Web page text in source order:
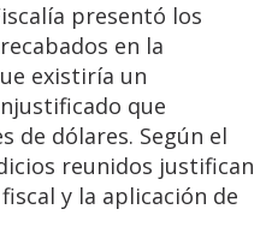
presentó los
en la
existiría un
que
de dólares. Según el
reunidos justifican
y la aplicación de